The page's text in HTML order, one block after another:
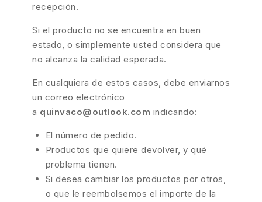
recepción.
Si el producto no se encuentra en buen
estado, o simplemente usted considera que
no alcanza la calidad esperada.
En cualquiera de estos casos, debe enviarnos
un correo electrónico
a quinvaco@outlook.com indicando:
El número de pedido.
Productos que quiere devolver, y qué
problema tienen.
Si desea cambiar los productos por otros,
o que le reembolsemos el importe de la